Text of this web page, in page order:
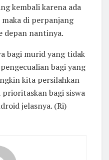
kembali karena ada
maka di perpanjang
depan nantinya.
bagi murid yang tidak
bagi yang
kita persilahkan
bagi siswa
jelasnya. (Ri)